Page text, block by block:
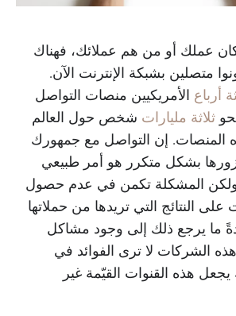
عملك أو من هم عملائك، فهناك
متصلين بشبكة الإنترنت الآن.
أرباع الأمريكيين منصات التواصل
ثلاثة مليارات شخص حول العالم
إن التواصل مع جمهورك
بشكل متكرر هو أمر طبيعي
ولكن المشكلة تكمن في عدم حصول
النتائج التي تريدها من حملاتها
ما يرجع ذلك إلى وجود مشاكل
هذه الشركات لا ترى الفوائد في
يجعل هذه القنوات القيّمة غير